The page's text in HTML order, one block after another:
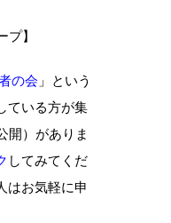
プ】
の会 」という
ている方が集
開）がありま
してみてくだ
はお気軽に申